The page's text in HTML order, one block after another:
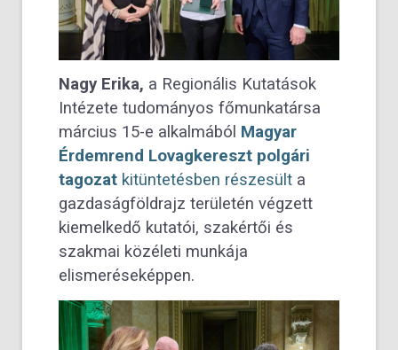
Nagy Erika, a Regionális Kutatások
Intézete tudományos főmunkatársa
március 15-e alkalmából Magyar
Érdemrend Lovagkereszt polgári
tagozat kitüntetésben részesült a
gazdaságföldrajz területén végzett
kiemelkedő kutatói, szakértői és
szakmai közéleti munkája
elismeréseképpen.